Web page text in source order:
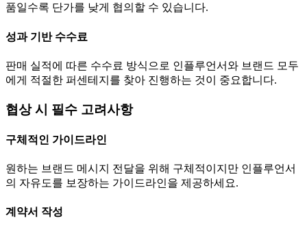
품일수록 단가를 낮게 협의할 수 있습니다.
성과 기반 수수료
판매 실적에 따른 수수료 방식으로 인플루언서와 브랜드 모두
에게 적절한 퍼센테지를 찾아 진행하는 것이 중요합니다.
협상 시 필수 고려사항
구체적인 가이드라인
원하는 브랜드 메시지 전달을 위해 구체적이지만 인플루언서
의 자유도를 보장하는 가이드라인을 제공하세요.
계약서 작성